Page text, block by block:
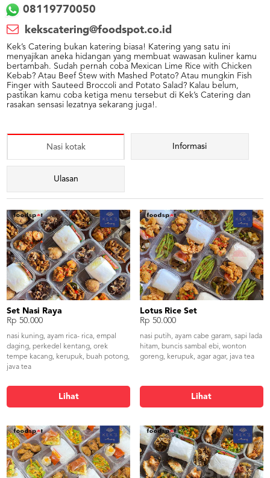
08119770050
kekscatering@foodspot.co.id
Kek’s Catering bukan katering biasa! Katering yang satu ini
menyajikan aneka hidangan yang membuat wawasan kuliner kamu
bertambah. Sudah pernah coba Mexican Lime Rice with Chicken
Kebab? Atau Beef Stew with Mashed Potato? Atau mungkin Fish
Finger with Sauteed Broccoli and Potato Salad? Kalau belum,
pastikan kamu coba ketiga menu tersebut di Kek’s Catering dan
rasakan sensasi lezatnya sekarang juga!.
Nasi kotak Informasi
Ulasan
Set Nasi Raya
Rp 50.000
nasi kuning, ayam rica- rica, empal
daging, perkedel kentang, orek
tempe kacang, kerupuk, buah potong,
java tea
Lihat
Lotus Rice Set
Rp 50.000
nasi putih, ayam cabe garam, sapi lada
hitam, buncis sambal ebi, wonton
goreng, kerupuk, agar agar, java tea
Lihat